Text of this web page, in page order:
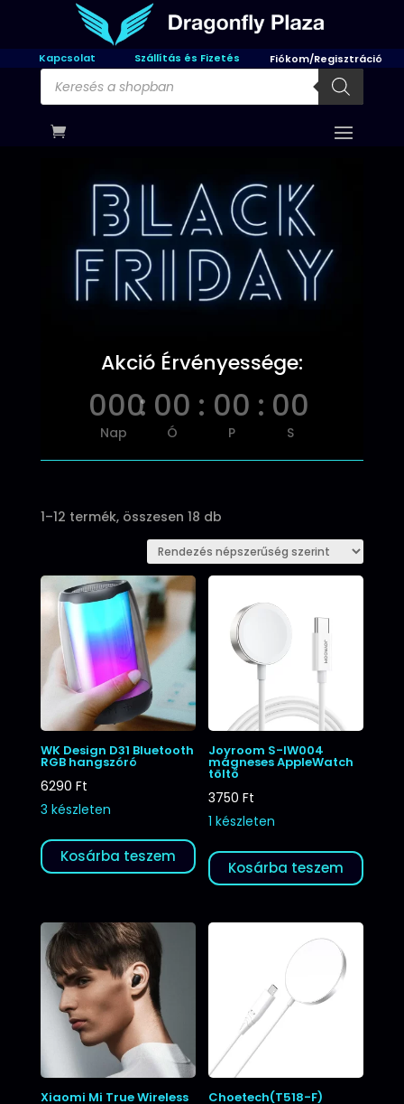
Kapcsolat Szállítás és Fizetés Fiókom/Regisztráció
Products
search
Akció Érvényessége:
000
Nap
: 00
Ó
: 00
P
: 00
S
1–12 termék, összesen 18 dbSorted
by
popularity
WK Design D31 Bluetooth
RGB hangszóró
6290 Ft
3 készleten
Kosárba teszem
Joyroom S-IW004
mágneses AppleWatch
töltő
3750Ft
1 készleten
Kosárba teszem
Xiaomi Mi True Wireless Choetech(T518-F)